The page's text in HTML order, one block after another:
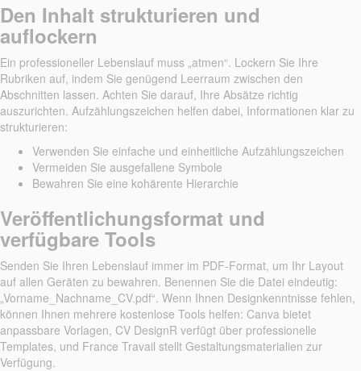
Den Inhalt strukturieren und
auflockern
Ein professioneller Lebenslauf muss „atmen“. Lockern Sie Ihre
Rubriken auf, indem Sie genügend Leerraum zwischen den
Abschnitten lassen. Achten Sie darauf, Ihre Absätze richtig
auszurichten. Aufzählungszeichen helfen dabei, Informationen klar zu
strukturieren:
Verwenden Sie einfache und einheitliche Aufzählungszeichen
Vermeiden Sie ausgefallene Symbole
Bewahren Sie eine kohärente Hierarchie
Veröffentlichungsformat und
verfügbare Tools
Senden Sie Ihren Lebenslauf immer im PDF-Format, um Ihr Layout
auf allen Geräten zu bewahren. Benennen Sie die Datei eindeutig:
„Vorname_Nachname_CV.pdf“. Wenn Ihnen Designkenntnisse fehlen,
können Ihnen mehrere kostenlose Tools helfen: Canva bietet
anpassbare Vorlagen, CV DesignR verfügt über professionelle
Templates, und France Travail stellt Gestaltungsmaterialien zur
Verfügung.